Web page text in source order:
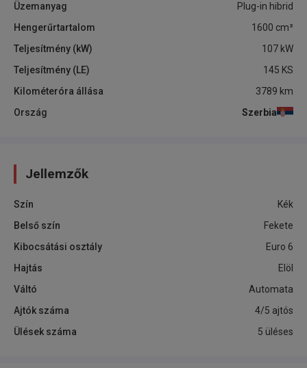
Üzemanyag
Plug-in hibrid
Hengerűrtartalom
1600 cm³
Teljesítmény (kW)
107 kW
Teljesítmény (LE)
145 KS
Kilométeróra állása
3789 km
Ország
Szerbia
Jellemzők
Szín
Kék
Belső szín
Fekete
Kibocsátási osztály
Euro 6
Hajtás
Elöl
Váltó
Automata
Ajtók száma
4/5 ajtós
Ülések száma
5 üléses